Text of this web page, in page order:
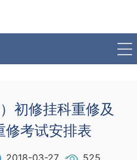
初修挂科重修及
修考试安排表